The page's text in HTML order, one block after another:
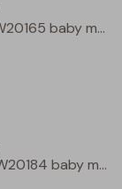
3315203 W20165 baby meisjes lange broek Cream
3315800 W20184 baby meisjes rok kort Zwart